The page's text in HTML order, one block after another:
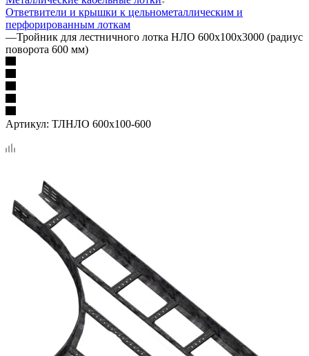
Ответвители и крышки к цельнометаллическим и
перфорированным лоткам
—Тройник для лестничного лотка НЛО 600х100х3000 (радиус
поворота 600 мм)
Артикул: ТЛНЛО 600х100-600